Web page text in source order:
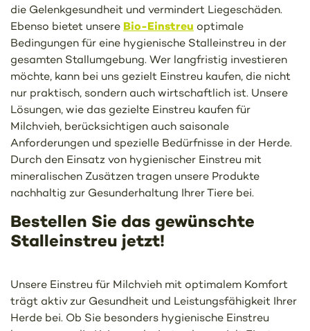
die Gelenkgesundheit und vermindert Liegeschäden.
Ebenso bietet unsere Bio-Einstreu optimale
Bedingungen für eine hygienische Stalleinstreu in der
gesamten Stallumgebung. Wer langfristig investieren
möchte, kann bei uns gezielt Einstreu kaufen, die nicht
nur praktisch, sondern auch wirtschaftlich ist. Unsere
Lösungen, wie das gezielte Einstreu kaufen für
Milchvieh, berücksichtigen auch saisonale
Anforderungen und spezielle Bedürfnisse in der Herde.
Durch den Einsatz von hygienischer Einstreu mit
mineralischen Zusätzen tragen unsere Produkte
nachhaltig zur Gesunderhaltung Ihrer Tiere bei.
Bestellen Sie das gewünschte
Stalleinstreu jetzt!
Unsere Einstreu für Milchvieh mit optimalem Komfort
trägt aktiv zur Gesundheit und Leistungsfähigkeit Ihrer
Herde bei. Ob Sie besonders hygienische Einstreu